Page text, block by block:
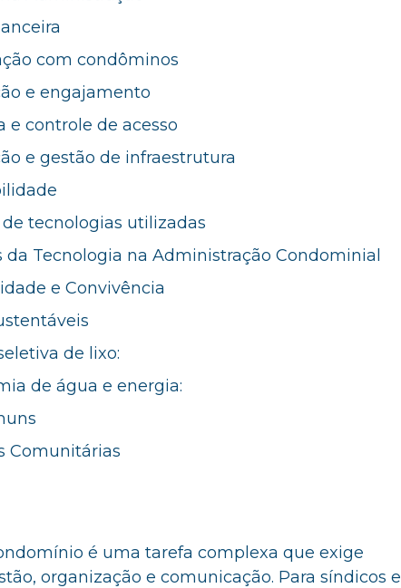
com condôminos
e engajamento
e controle de acesso
e gestão de infraestrutura
tecnologias utilizadas
da Tecnologia na Administração Condominial
e Convivência
de lixo:
de água e energia:
Comunitárias
é uma tarefa complexa que exige
organização e comunicação. Para síndicos e